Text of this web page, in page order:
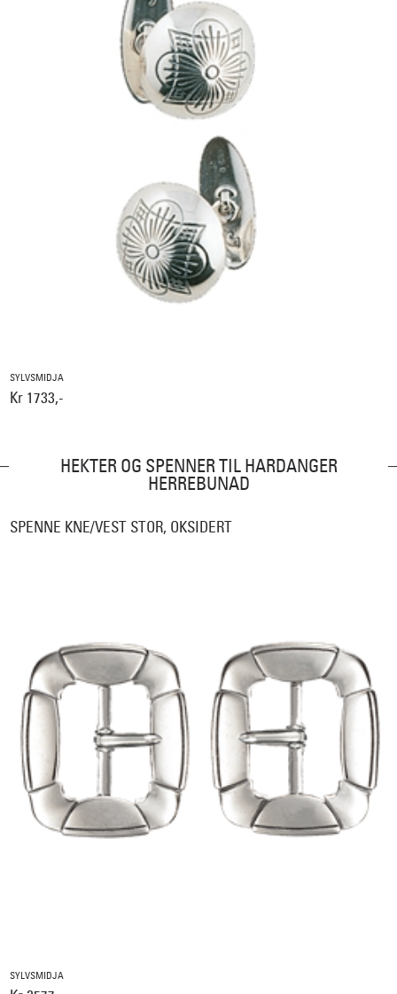
SYLVSMIDJA
Kr 1733,-
HEKTER OG SPENNER TIL HARDANGER
HERREBUNAD
SPENNE KNE/VEST STOR, OKSIDERT
SYLVSMIDJA